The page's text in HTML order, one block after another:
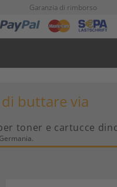
Garanzia di rimborso
buttare via
toner e cartucce